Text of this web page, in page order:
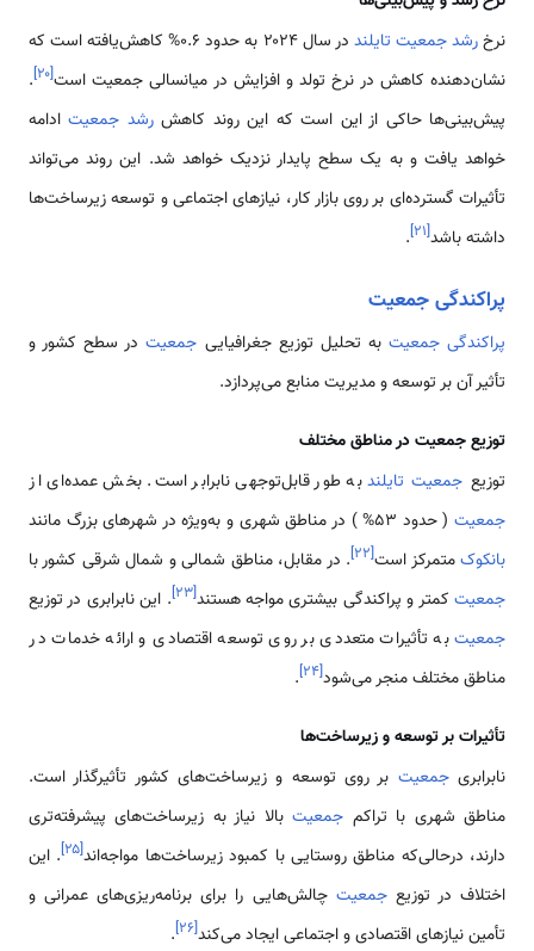
نرخرشد جمعیت تایلند
در سال ۲۰۲۴ به حدود ۰.۶% کاهش‌یافته است که
نشان‌دهنده کاهش در نرخ تولد و افزایش در میانسالی جمعیت است[۲۰]
.
پیش‌بینی‌ها حاکی از این است که این روند کاهشرشد جمعیتادامه
خواهد یافت و به یک سطح پایدار نزدیک خواهد شد. این روند می‌تواند
تأثیرات گسترده‌ای بر روی بازار کار، نیازهای اجتماعی و توسعه زیرساخت‌ها
داشته باشد[۲۱]
.
پراکندگی جمعیت
پراکندگی جمعیت به تحلیل توزیع جغرافیایی جمعیتدر سطح کشور و
تأثیر آن بر توسعه و مدیریت منابع می‌پردازد.
توزیع جمعیت در مناطق مختلف
توزیع جمعیت تایلندبه طور قابل‌توجهی نابرابر است. بخش عمده‌ای از
جمعیت( حدود 53% ) در مناطق شهری و به‌ویژه در شهرهای بزرگ مانند
بانکوکمتمرکز است[۲۲]. در مقابل، مناطق شمالی و شمال شرقی کشور با
جمعیتکمتر و پراکندگی بیشتری مواجه هستند[۲۳]. این نابرابری در توزیع
جمعیتبه تأثیرات متعددی بر روی توسعه اقتصادی و ارائه خدمات در
مناطق مختلف منجر می‌شود[۲۴]
.
تأثیرات بر توسعه و زیرساخت‌ها
نابرابریجمعیت بر روی توسعه و زیرساخت‌های کشور تأثیرگذار است.
مناطق شهری با تراکم جمعیتبالا نیاز به زیرساخت‌های پیشرفته‌تری
دارند، درحالی‌که مناطق روستایی با کمبود زیرساخت‌ها مواجه‌اند[۲۵]. این
اختلاف در توزیعجمعیت چالش‌هایی را برای برنامه‌ریزی‌های عمرانی و
تأمین نیازهای اقتصادی و اجتماعی ایجاد می‌کند[۲۶]
.